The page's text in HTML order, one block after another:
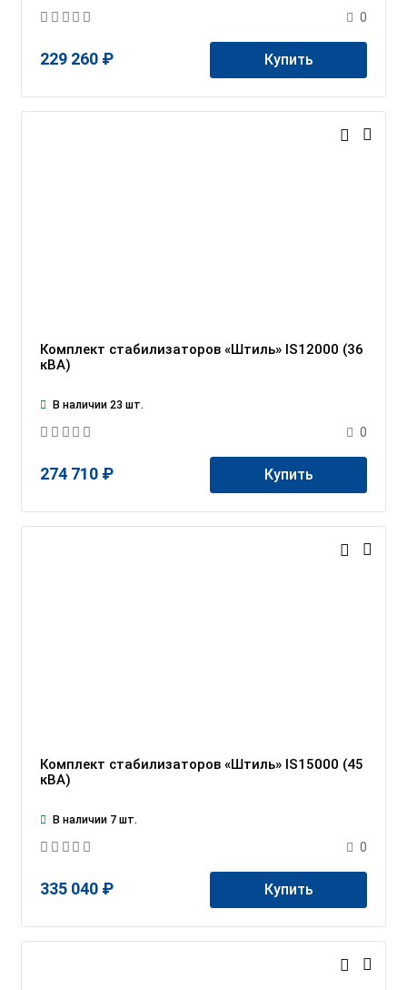
0
229 260 ₽ Купить
Комплект стабилизаторов «Штиль» IS12000 (36
кВА)
В наличии 23 шт.
0
274 710 ₽ Купить
Комплект стабилизаторов «Штиль» IS15000 (45
кВА)
В наличии 7 шт.
0
335 040 ₽ Купить